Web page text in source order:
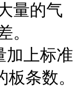
量的气
。
加上标准
条数。